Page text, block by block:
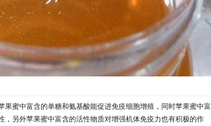
果蜜中富含的单糖和氨基酸能促进免疫细胞增殖，同时苹果蜜中富
，另外苹果蜜中富含的活性物质对增强机体免疫力也有积极的作